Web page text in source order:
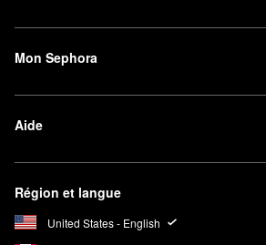
Mon Sephora
Aide
Région et langue
United States - English